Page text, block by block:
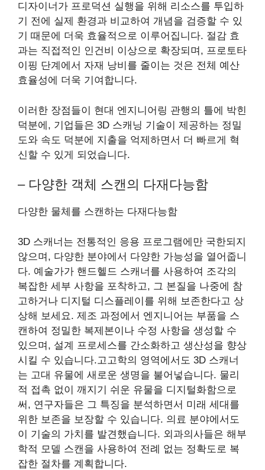
디자이너가 프로덕션 실행을 위해 리소스를 투입하
기 전에 실제 환경과 비교하여 개념을 검증할 수 있
기 때문에 더욱 효율적으로 이루어집니다. 절감 효
과는 직접적인 인건비 이상으로 확장되며, 프로토타
이핑 단계에서 자재 낭비를 줄이는 것은 전체 예산
효율성에 더욱 기여합니다.
이러한 장점들이 현대 엔지니어링 관행의 틀에 박힌
덕분에, 기업들은 3D 스캐닝 기술이 제공하는 정밀
도와 속도 덕분에 지출을 억제하면서 더 빠르게 혁
신할 수 있게 되었습니다.
– 다양한 객체 스캔의 다재다능함
다양한 물체를 스캔하는 다재다능함
3D 스캐너는 전통적인 응용 프로그램에만 국한되지
않으며, 다양한 분야에서 다양한 가능성을 열어줍니
다. 예술가가 핸드헬드 스캐너를 사용하여 조각의
복잡한 세부 사항을 포착하고, 그 본질을 나중에 참
고하거나 디지털 디스플레이를 위해 보존한다고 상
상해 보세요. 제조 과정에서 엔지니어는 부품을 스
캔하여 정밀한 복제본이나 수정 사항을 생성할 수
있으며, 설계 프로세스를 간소화하고 생산성을 향상
시킬 수 있습니다.고고학의 영역에서도 3D 스캐너
는 고대 유물에 새로운 생명을 불어넣습니다. 물리
적 접촉 없이 깨지기 쉬운 유물을 디지털화함으로
써, 연구자들은 그 특징을 분석하면서 미래 세대를
위한 보존을 보장할 수 있습니다. 의료 분야에서도
이 기술의 가치를 발견했습니다. 외과의사들은 해부
학적 모델 스캔을 사용하여 전례 없는 정확도로 복
잡한 절차를 계획합니다.